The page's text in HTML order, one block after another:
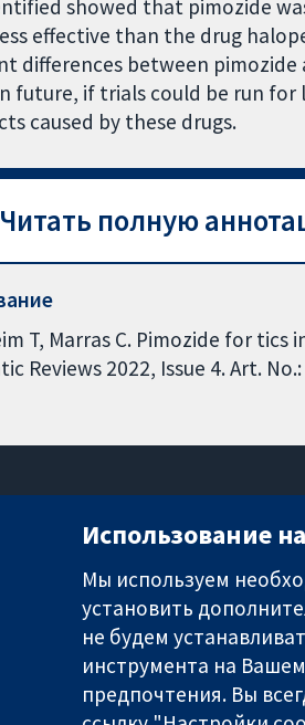
showed that pimozide
effective than the drug
differences between
future, if trials could be run
caused by these drugs.
Читать полную
T, Marras C. Pimozide for
Reviews 2022, Issue 4. Art.
решения
Использование
Мы используем
установить
не будем
инструмента на
предпочтения. Вы